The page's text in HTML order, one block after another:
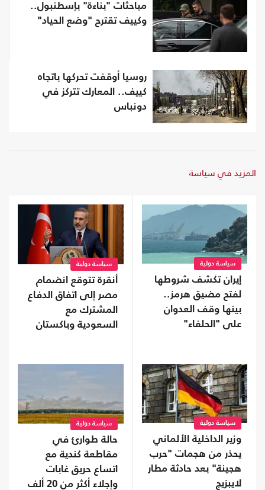
مباحثات "بناءة" بإسطنبول..
وكييف تقترح "وضع الحياد"
روسيا أوقفت تحركها باتجاه
كييف.. المعارك تتركز في
دونباس
المزيد في سياسة
سياسة دولية
إيران تكشف شروطها
لفتح مضيق هرمز..
بينها وقف العدوان
على "الحلفاء"
سياسة دولية
أنقرة تتوقع انضمام
مصر إلى اتفاق الدفاع
المشترك مع
السعودية وباكستان
سياسة دولية
وزير الداخلية الألماني
يحذر من هجمات "حرب
هجينة" بعد حادثة مطار
لايبزيج
سياسة دولية
حالة طوارئ في
مقاطعة كندية مع
اتساع حريق غابات
وإجلاء أكثر من 20 ألف